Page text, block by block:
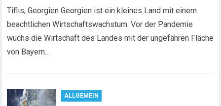
Tiflis, Georgien Georgien ist ein kleines Land mit einem
beachtlichen Wirtschaftswachstum. Vor der Pandemie
wuchs die Wirtschaft des Landes mit der ungefähren Fläche
von Bayern…
ALLGEMEIN